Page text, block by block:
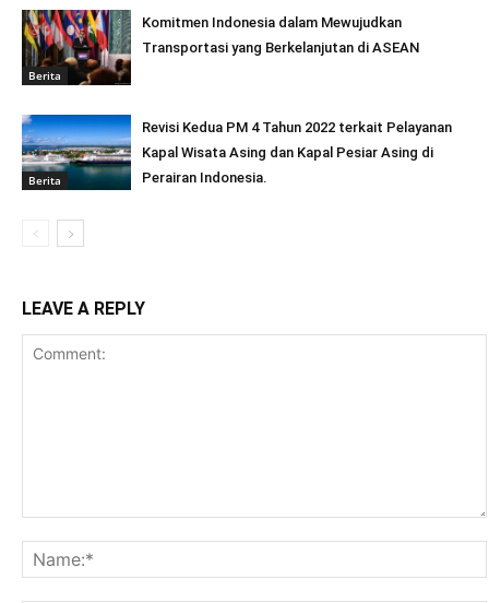
Berita
Komitmen Indonesia dalam Mewujudkan
Transportasi yang Berkelanjutan di ASEAN
Berita
Revisi Kedua PM 4 Tahun 2022 terkait Pelayanan
Kapal Wisata Asing dan Kapal Pesiar Asing di
Perairan Indonesia.
LEAVE A REPLY